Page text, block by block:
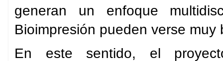
generan un enfoque
Bioimpresión pueden verse muy
En este sentido, el